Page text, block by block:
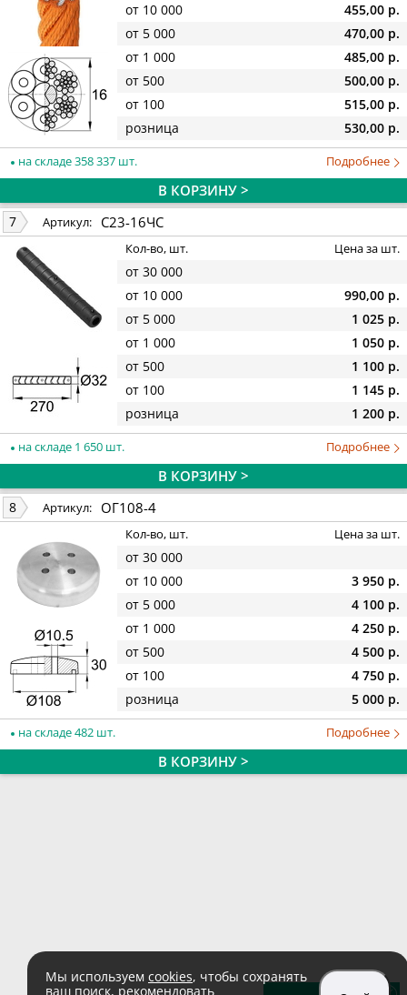
от 10 000
455,00 р.
от 5 000
470,00 р.
от 1 000
485,00 р.
от 500
500,00 р.
от 100
515,00 р.
розница
530,00 р.
на складе 358 337 шт. Подробнее
В КОРЗИНУ >
7 Артикул: С23-16ЧС
Кол-во, шт. Цена за шт.
от 30 000
от 10 000
990,00 р.
от 5 000
1 025 р.
от 1 000
1 050 р.
от 500
1 100 р.
от 100
1 145 р.
розница
1 200 р.
на складе 1 650 шт. Подробнее
В КОРЗИНУ >
8 Артикул: ОГ108-4
Кол-во, шт. Цена за шт.
от 30 000
от 10 000
3 950 р.
от 5 000
4 100 р.
от 1 000
4 250 р.
от 500
4 500 р.
от 100
4 750 р.
розница
5 000 р.
на складе 482 шт. Подробнее
В КОРЗИНУ >
Мы используем cookies, чтобы сохранять
ваш поиск, рекомендовать